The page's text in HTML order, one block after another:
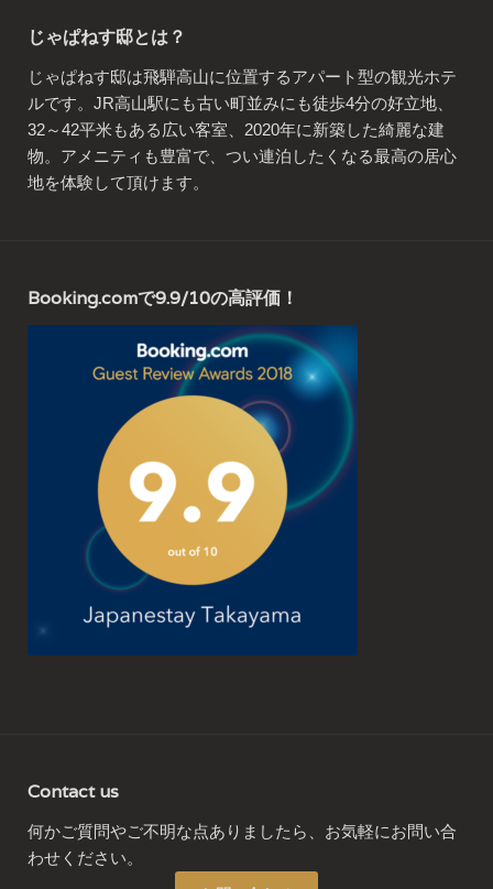
じゃぱねす邸とは？
じゃぱねす邸は飛騨高山に位置するアパート型の観光ホテ
ルです。JR高山駅にも古い町並みにも徒歩4分の好立地、
32～42平米もある広い客室、2020年に新築した綺麗な建
物。アメニティも豊富で、つい連泊したくなる最高の居心
地を体験して頂けます。
Booking.comで9.9/10の高評価！
Contact us
何かご質問やご不明な点ありましたら、お気軽にお問い合
わせください。